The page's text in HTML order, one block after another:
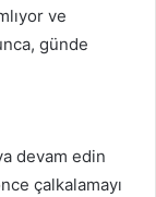
ve
günde
devam edin
çalkalamayı